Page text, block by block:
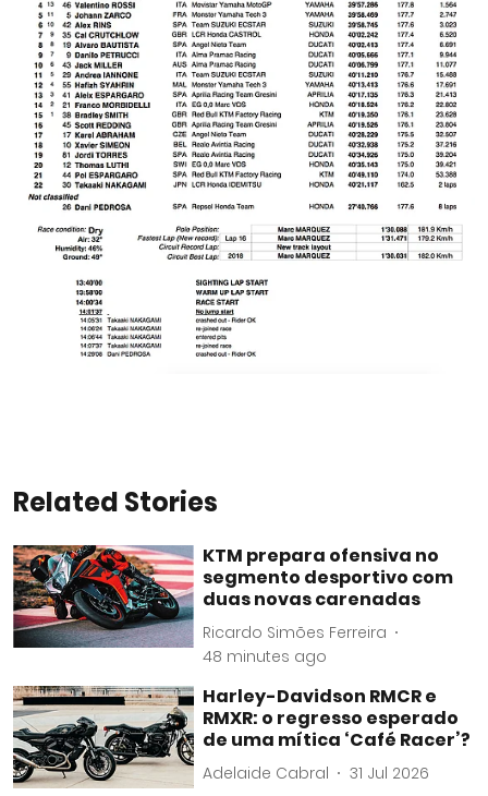
Related Stories
KTM prepara ofensiva no
segmento desportivo com
duas novas carenadas
Ricardo Simões Ferreira
48 minutes ago
Harley-Davidson RMCR e
RMXR: o regresso esperado
de uma mítica ‘Café Racer’?
Adelaide Cabral 31 Jul 2026